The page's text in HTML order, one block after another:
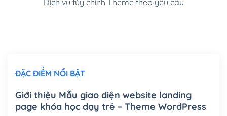
Cài đặt SMTP Mail cho site Wordpress(+100,000₫)
Mua thêm Host + Tên miền
Tên miền quốc tế .com .net .org (1 năm)
Tên miền Việt Nam .vn (1 năm)(+550,000₫)
Dịch vụ tùy chỉnh Theme theo yêu cầu
ĐẶC ĐIỂM NỔI BẬT
Giới thiệu Mẫu giao diện website landing
page khóa học dạy trẻ – Theme WordPress